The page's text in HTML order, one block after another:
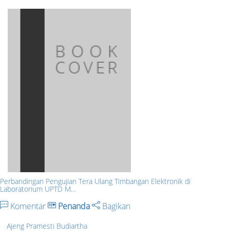
Perbandingan Pengujian Tera Ulang Timbangan Elektronik di
Laboratorium UPTD M…
Komentar Penanda Bagikan
Ajeng Pramesti Budiartha